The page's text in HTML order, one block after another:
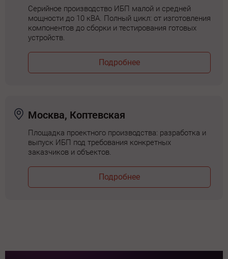
Серийное производство ИБП малой и средней
мощности до 10 кВА. Полный цикл: от изготовления
компонентов до сборки и тестирования готовых
устройств.
Подробнее
Москва, Коптевская
Площадка проектного производства: разработка и
выпуск ИБП под требования конкретных
заказчиков и объектов.
Подробнее